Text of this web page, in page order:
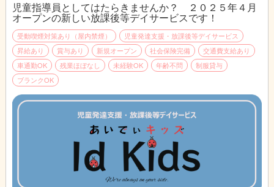
児童指導員としてはたらきませんか？ ２０２５年４月
オープンの新しい放課後等デイサービスです！
受動喫煙対策あり（屋内禁煙）
児童発達支援・放課後等デイサービス
昇給あり
賞与あり 新規オープン 社会保険完備
交通費支給あり
車通勤OK
残業ほぼなし 未経験OK 年齢不問
制服貸与
ブランクOK